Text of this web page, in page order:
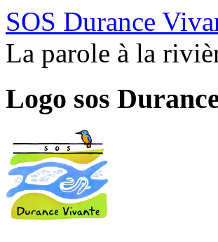
SOS Durance
La parole à la
Logo sos